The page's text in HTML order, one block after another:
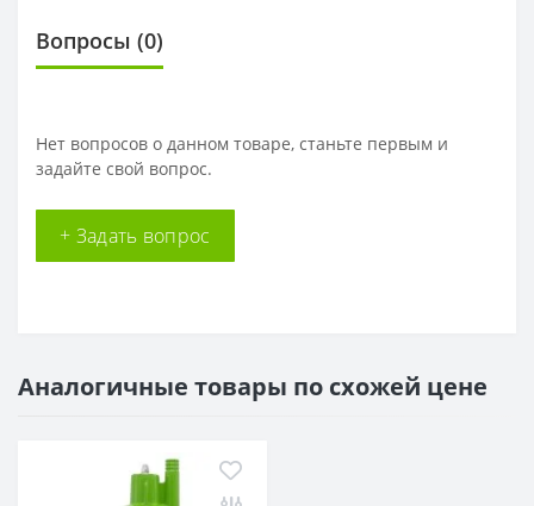
Вопросы (0)
Нет вопросов о данном товаре, станьте первым и
задайте свой вопрос.
+ Задать вопрос
Аналогичные товары по схожей цене